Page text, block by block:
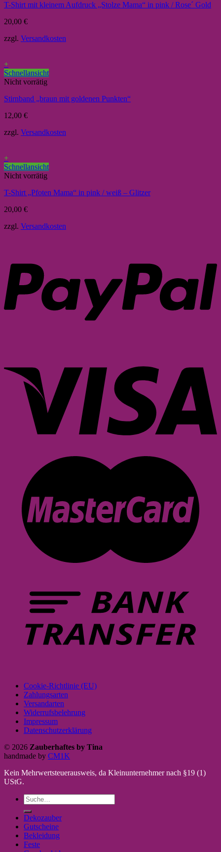
T-Shirt mit kleinem Aufdruck „Stolze Mama“ in pink / Rose´ Gold
20,00 €
zzgl. Versandkosten
+
Schnellansicht
Nicht vorrätig
Stirnband „braun mit goldenen Punkten“
12,00 €
zzgl. Versandkosten
+
Schnellansicht
Nicht vorrätig
T-Shirt „Pfoten Mama“ in pink / weiß – Glitzer
20,00 €
zzgl. Versandkosten
Cookie-Richtlinie (EU)
Zahlungsarten
Versandarten
Widerrufsbelehrung
Impressum
Datenschutzerklärung
© 2026 Zauberhaftes by Tina
handmade by CM1K
Kein Mehrwertsteuerausweis, da Kleinunternehmer nach §19 (1)
UStG.
Suche
nach:
Dekozauber
Gutscheine
Bekleidung
Feste